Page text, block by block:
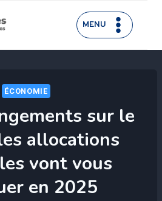
MENU
ÉCONOMIE
sur le
allocations
vont vous
en 2025